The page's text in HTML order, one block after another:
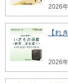
2026
【れ
2026